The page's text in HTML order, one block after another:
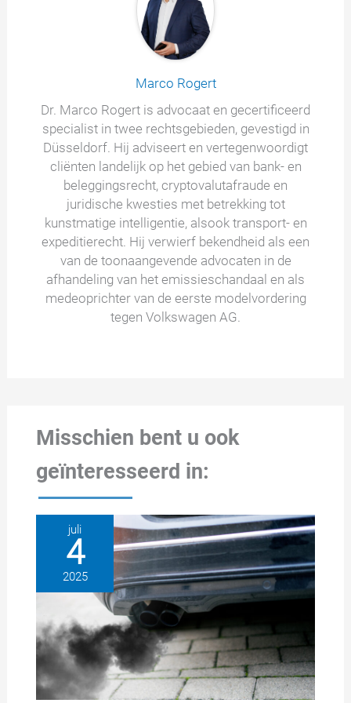
Marco Rogert
Dr. Marco Rogert is advocaat en gecertificeerd
specialist in twee rechtsgebieden, gevestigd in
Düsseldorf. Hij adviseert en vertegenwoordigt
cliënten landelijk op het gebied van bank- en
beleggingsrecht, cryptovalutafraude en
juridische kwesties met betrekking tot
kunstmatige intelligentie, alsook transport- en
expeditierecht. Hij verwierf bekendheid als een
van de toonaangevende advocaten in de
afhandeling van het emissieschandaal en als
medeoprichter van de eerste modelvordering
tegen Volkswagen AG.
Misschien bent u ook
geïnteresseerd in:
juli
4
2025